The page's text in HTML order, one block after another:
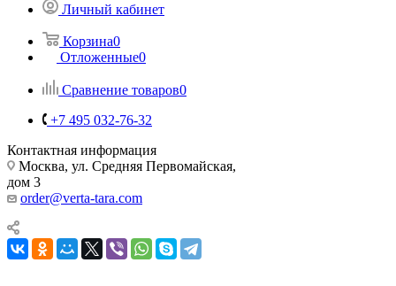
Личный кабинет
Корзина0
Отложенные0
Сравнение товаров0
+7 495 032-76-32
Контактная информация
Москва, ул. Средняя Первомайская,
дом 3
order@verta-tara.com